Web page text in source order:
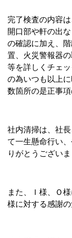
完了検査の内容
開口部や軒の出
の確認に加え、
置、火災警報器
等を詳しくチェ
の為いつも以上
数箇所の是正事
社内清掃は、社
て一生懸命行い
りがとうございま
また、Ｉ様、Ｏ
様に対する感謝